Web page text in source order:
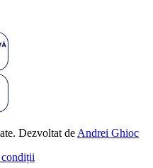
Dezvoltat de Andrei Ghioc